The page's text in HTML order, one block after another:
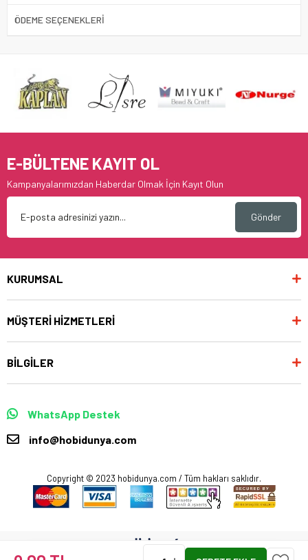
ÖDEME SEÇENEKLERI
E-BÜLTENE KAYIT OL
Kampanyalarımızdan Haberdar Olmak İçin Kayıt Olun
Gönder
KURUMSAL
MÜŞTERİ HİZMETLERİ
BİLGİLER
WhatsApp Destek
info@hobidunya.com
Copyright © 2023 hobidunya.com / Tüm hakları saklıdır.